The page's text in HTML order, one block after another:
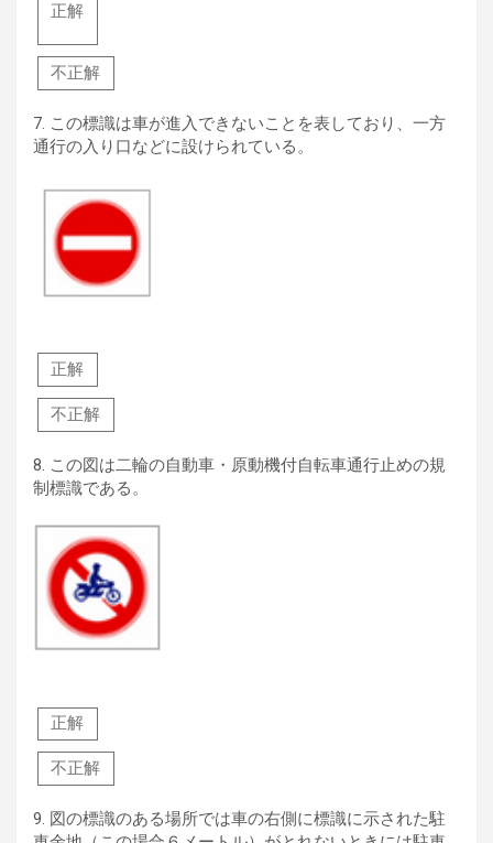
正解
不正解
7. この標識は車が進入できないことを表しており、一方
通行の入り口などに設けられている。
正解
不正解
8. この図は二輪の自動車・原動機付自転車通行止めの規
制標識である。
正解
不正解
9. 図の標識のある場所では車の右側に標識に示された駐